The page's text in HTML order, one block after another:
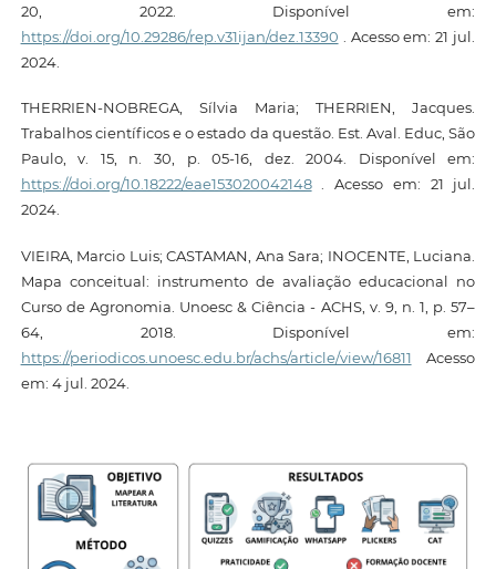
20, 2022. Disponível em:
https://doi.org/10.29286/rep.v31ijan/dez.13390 . Acesso em: 21 jul.
2024.
THERRIEN-NOBREGA, Sílvia Maria; THERRIEN, Jacques.
Trabalhos científicos e o estado da questão. Est. Aval. Educ, São
Paulo, v. 15, n. 30, p. 05-16, dez. 2004. Disponível em:
https://doi.org/10.18222/eae153020042148. Acesso em: 21 jul.
2024.
VIEIRA, Marcio Luis; CASTAMAN, Ana Sara; INOCENTE, Luciana.
Mapa conceitual: instrumento de avaliação educacional no
Curso de Agronomia. Unoesc & Ciência - ACHS, v. 9, n. 1, p. 57–
64, 2018. Disponível em:
https://periodicos.unoesc.edu.br/achs/article/view/16811 Acesso
em: 4 jul. 2024.